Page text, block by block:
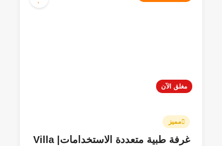
مغلق الآن
مميز
غرفة طبية متعددة الاستخدامات| Villa